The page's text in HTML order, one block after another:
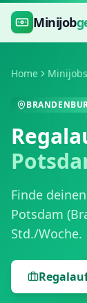
Zum
Minijob
Home Minijobs
Finde
Potsdam (
Std./Woche.